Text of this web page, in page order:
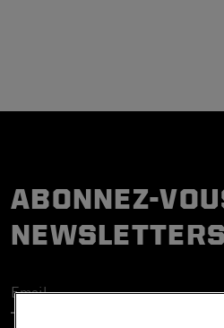
ABONNEZ-
NEWSLETTERS